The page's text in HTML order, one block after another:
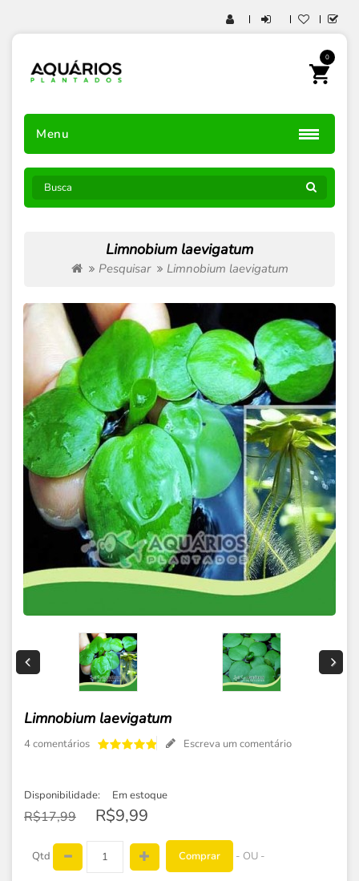
0
Menu
Limnobium laevigatum
Pesquisar Limnobium laevigatum
Limnobium laevigatum
4 comentários Escreva um comentário
Disponibilidade: Em estoque
R$17,99 R$9,99
Qtd Comprar - OU -